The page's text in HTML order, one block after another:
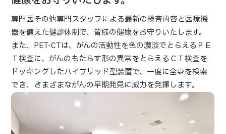
TOP
JMHCについて
外国人受療者様へ
日本の医療について
受診の流れ
専門医その他専門スタッフによる最新の検査内容と医療機
器を備えた健診体制で、皆様の健康をお守りいたします。
また、PET-CTは、がんの活動性を色の濃淡でとらえるＰＥ
Ｔ検査に、がんのもたらす形の異常をとらえるＣＴ検査を
ドッキングしたハイブリッド型装置で、一度に全身を検索
でき、さまざまながんの早期発見に威力を発揮します。